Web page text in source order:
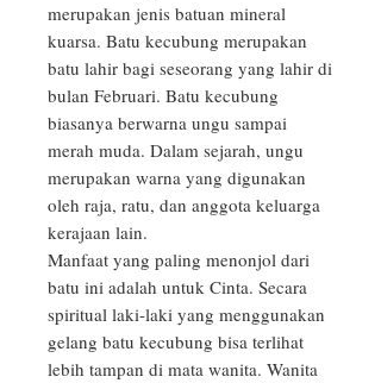
merupakan jenis batuan mineral
kuarsa. Batu kecubung merupakan
batu lahir bagi seseorang yang lahir di
bulan Februari. Batu kecubung
biasanya berwarna ungu sampai
merah muda. Dalam sejarah, ungu
merupakan warna yang digunakan
oleh raja, ratu, dan anggota keluarga
kerajaan lain.
Manfaat yang paling menonjol dari
batu ini adalah untuk Cinta. Secara
spiritual laki-laki yang menggunakan
gelang batu kecubung bisa terlihat
lebih tampan di mata wanita. Wanita